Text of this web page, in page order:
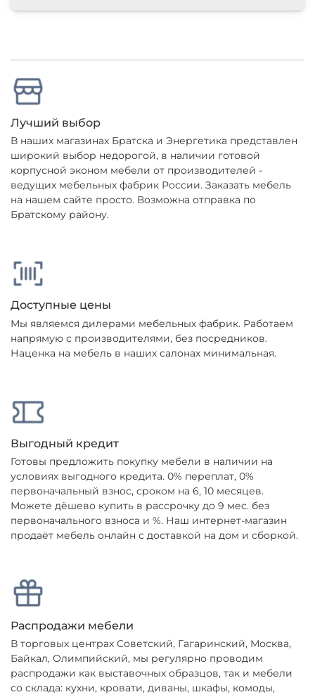
Лучший выбор
В наших магазинах Братска и Энергетика представлен
широкий выбор недорогой, в наличии готовой
корпусной эконом мебели от производителей -
ведущих мебельных фабрик России. Заказать мебель
на нашем сайте просто. Возможна отправка по
Братскому району.
Доступные цены
Мы являемся дилерами мебельных фабрик. Работаем
напрямую с производителями, без посредников.
Наценка на мебель в наших салонах минимальная.
Выгодный кредит
Готовы предложить покупку мебели в наличии на
условиях выгодного кредита. 0% переплат, 0%
первоначальный взнос, сроком на 6, 10 месяцев.
Можете дёшево купить в рассрочку до 9 мес. без
первоначального взноса и %. Наш интернет-магазин
продаёт мебель онлайн с доставкой на дом и сборкой.
Распродажи мебели
В торговых центрах Советский, Гагаринский, Москва,
Байкал, Олимпийский, мы регулярно проводим
распродажи как выставочных образцов, так и мебели
со склада: кухни, кровати, диваны, шкафы, комоды,